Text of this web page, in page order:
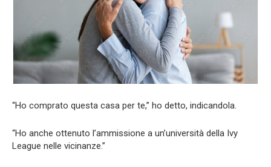
“Ho comprato questa casa per te,” ho detto, indicandola.
“Ho anche ottenuto l’ammissione a un’università della Ivy
League nelle vicinanze.”